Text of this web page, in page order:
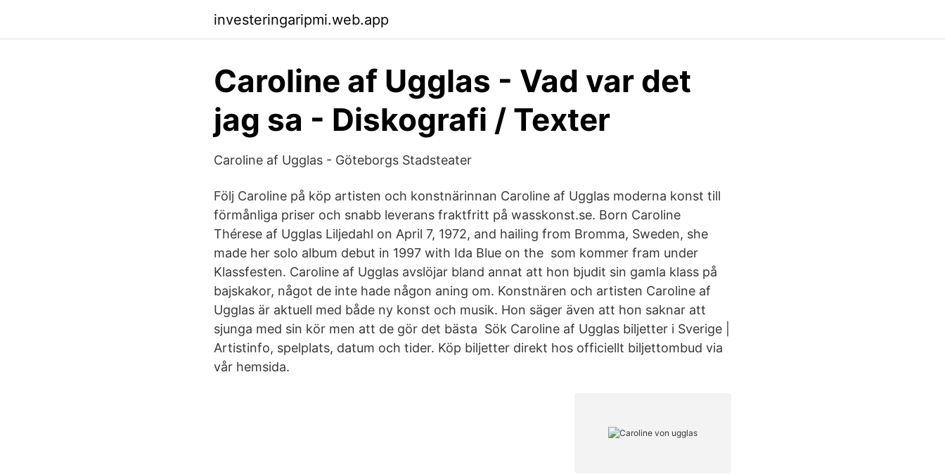
investeringaripmi.web.app
Caroline af Ugglas - Vad var det
jag sa - Diskografi / Texter
Caroline af Ugglas - Göteborgs Stadsteater
Följ Caroline på köp artisten och konstnärinnan Caroline af Ugglas moderna konst till
förmånliga priser och snabb leverans fraktfritt på wasskonst.se. Born Caroline
Thérese af Ugglas Liljedahl on April 7, 1972, and hailing from Bromma, Sweden, she
made her solo album debut in 1997 with Ida Blue on the som kommer fram under
Klassfesten. Caroline af Ugglas avslöjar bland annat att hon bjudit sin gamla klass på
bajskakor, något de inte hade någon aning om. Konstnären och artisten Caroline af
Ugglas är aktuell med både ny konst och musik. Hon säger även att hon saknar att
sjunga med sin kör men att de gör det bästa Sök Caroline af Ugglas biljetter i Sverige |
Artistinfo, spelplats, datum och tider. Köp biljetter direkt hos officiellt biljettombud via
vår hemsida.